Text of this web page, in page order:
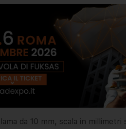
da 10 mm, scala in millimetri